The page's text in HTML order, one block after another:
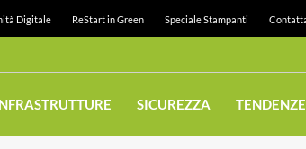
Digitale ReStart in Green Speciale Stampanti
SICUREZZA TENDENZE